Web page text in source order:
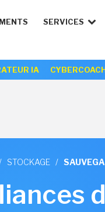
SERVICES
IA
STOCKAGE /